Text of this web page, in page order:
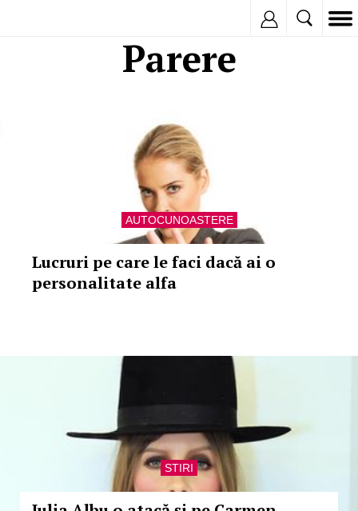
Parere
AUTOCUNOASTERE
Lucruri pe care le faci dacă ai o
personalitate alfa
STIRI